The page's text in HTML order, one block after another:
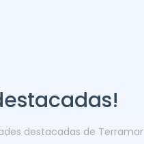
destacadas de Terramar